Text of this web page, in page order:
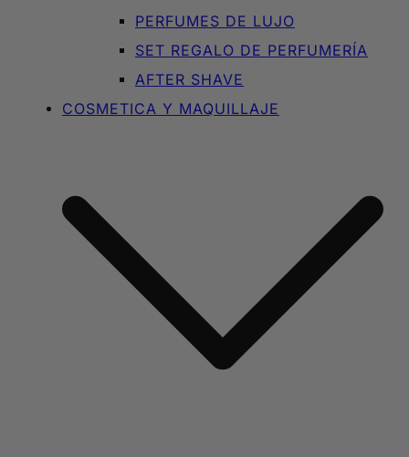
PERFUMES DE LUJO
SET REGALO DE PERFUMERÍA
AFTER SHAVE
COSMETICA Y MAQUILLAJE